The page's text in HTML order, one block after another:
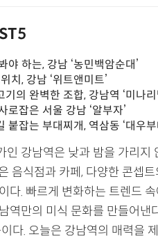
야 하는, 강남 ‘농민백암순대’
치, 강남 ‘위트앤미트’
의 완벽한 조합, 강남역 ‘미나리
로잡은 서울 강남 ‘알부자’
붙잡는 부대찌개, 역삼동 ‘대우부
인 강남역은 낮과 밤을 가리지
음식점과 카페, 다양한 콘셉
다. 빠르게 변화하는 트렌드
역만의 미식 문화를 만들어낸
다. 오늘은 강남역의 매력을